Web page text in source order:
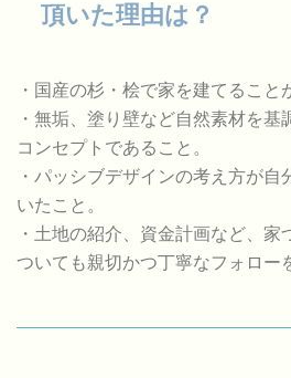
頂いた理由は？
・国産の杉・桧で家を建てること
・無垢、塗り壁など自然素材を
コンセプトであること。
・パッシブデザインの考え方が自
いたこと。
・土地の紹介、資金計画など、
ついても親切かつ丁寧なフォロー